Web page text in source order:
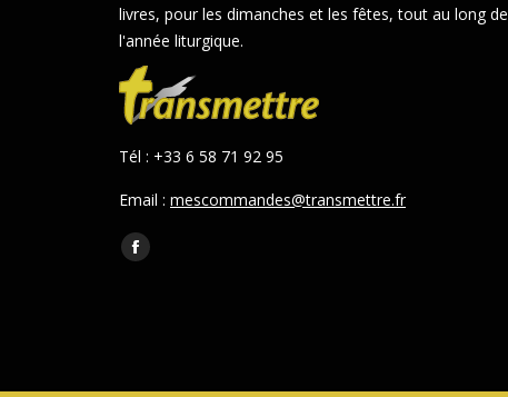
livres, pour les dimanches et les fêtes, tout au long de
l'année liturgique.
Tél : +33 6 58 71 92 95
Email : mescommandes@transmettre.fr
Trouvez nous sur :
Facebook